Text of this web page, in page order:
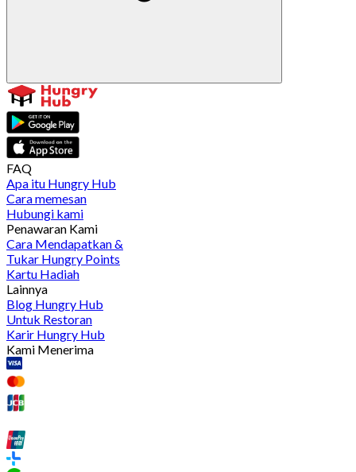
FAQ
Apa itu Hungry Hub
Cara memesan
Hubungi kami
Penawaran Kami
Cara Mendapatkan &
Tukar Hungry Points
Kartu Hadiah
Lainnya
Blog Hungry Hub
Untuk Restoran
Karir Hungry Hub
Kami Menerima